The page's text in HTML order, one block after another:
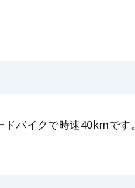
バイクで時速40kmです。